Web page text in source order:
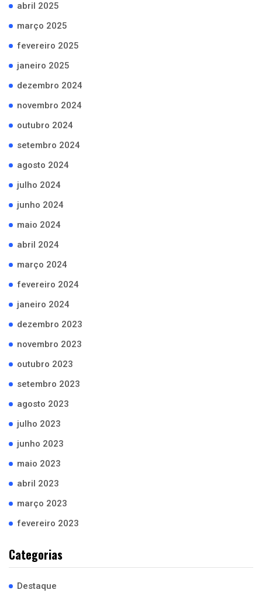
abril 2025
março 2025
fevereiro 2025
janeiro 2025
dezembro 2024
novembro 2024
outubro 2024
setembro 2024
agosto 2024
julho 2024
junho 2024
maio 2024
abril 2024
março 2024
fevereiro 2024
janeiro 2024
dezembro 2023
novembro 2023
outubro 2023
setembro 2023
agosto 2023
julho 2023
junho 2023
maio 2023
abril 2023
março 2023
fevereiro 2023
Categorias
Destaque